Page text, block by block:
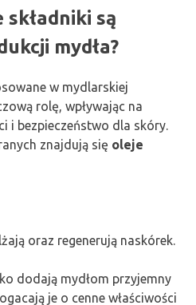
są
mydła?
w mydlarskiej
rolę, wpływając na
i bezpieczeństwo dla skóry.
znajdują się oleje
oraz regenerują naskórek.
dodają mydłom przyjemny
je o cenne właściwości